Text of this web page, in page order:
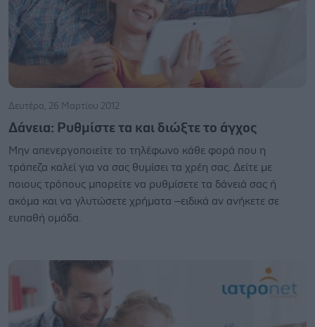
Δευτέρα, 26 Μαρτίου 2012
Δάνεια: Ρυθμίστε τα και διώξτε το άγχος
Μην απενεργοποιείτε το τηλέφωνο κάθε φορά που η
τράπεζα καλεί για να σας θυμίσει τα χρέη σας. Δείτε με
ποιους τρόπους μπορείτε να ρυθμίσετε τα δάνειά σας ή
ακόμα και να γλυτώσετε χρήματα –ειδικά αν ανήκετε σε
ευπαθή ομάδα.